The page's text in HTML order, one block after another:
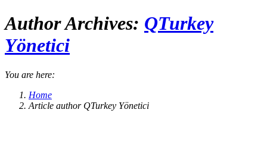
Author Archives: QTurkey
Yönetici
You are here:
Home
Article author QTurkey Yönetici